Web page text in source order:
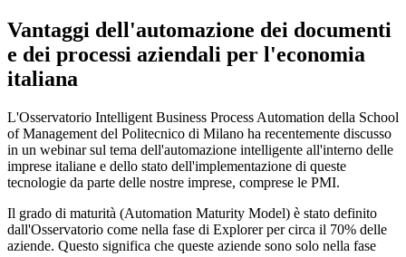
Vantaggi dell'automazione dei documenti
e dei processi aziendali per l'economia
italiana
L'Osservatorio Intelligent Business Process Automation della School
of Management del Politecnico di Milano ha recentemente discusso
in un webinar sul tema dell'automazione intelligente all'interno delle
imprese italiane e dello stato dell'implementazione di queste
tecnologie da parte delle nostre imprese, comprese le PMI.
Il grado di maturità (Automation Maturity Model) è stato definito
dall'Osservatorio come nella fase di Explorer per circa il 70% delle
aziende. Questo significa che queste aziende sono solo nella fase